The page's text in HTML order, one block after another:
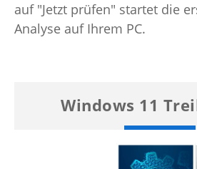
auf "Jetzt prüfen" startet die
Analyse auf Ihrem PC.